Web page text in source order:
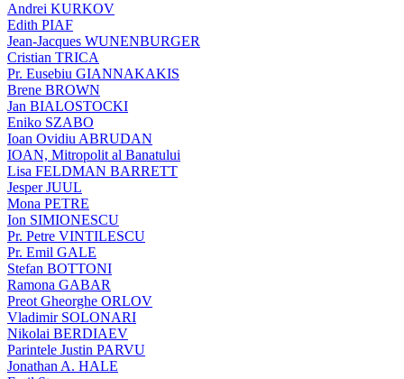
Andrei KURKOV
Edith PIAF
Jean-Jacques WUNENBURGER
Cristian TRICA
Pr. Eusebiu GIANNAKAKIS
Brene BROWN
Jan BIALOSTOCKI
Eniko SZABO
Ioan Ovidiu ABRUDAN
IOAN, Mitropolit al Banatului
Lisa FELDMAN BARRETT
Jesper JUUL
Mona PETRE
Ion SIMIONESCU
Pr. Petre VINTILESCU
Pr. Emil GALE
Stefan BOTTONI
Ramona GABAR
Preot Gheorghe ORLOV
Vladimir SOLONARI
Nikolai BERDIAEV
Parintele Justin PARVU
Jonathan A. HALE